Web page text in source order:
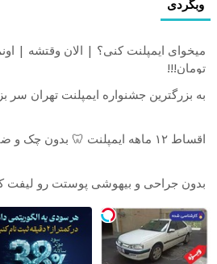
وبگردی
تومان!!!
به بزرگترین جشنواره ایمپلنت تهران سر بزنید ! |
اقساط ۱۲ ماهه ایمپلنت 🦷 بدون چک و ضامن ✅
بدون جراحی و بیهوشی پوستت رو لیفت کن 💖